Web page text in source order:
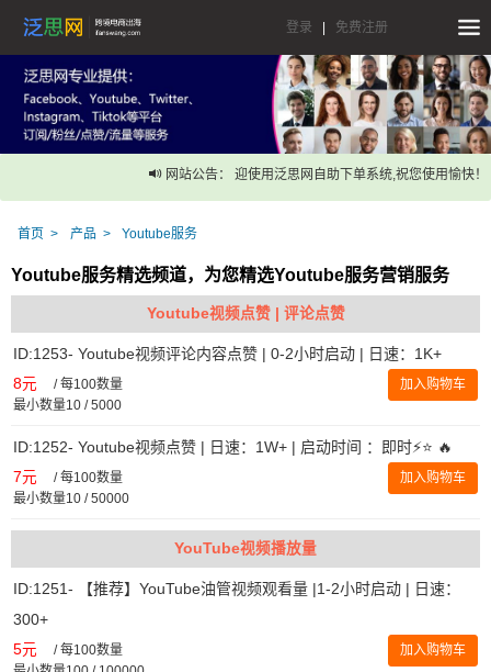
登录 免费注册
网站公告： 迎使用泛思网自助下单系统,祝您使用愉快！
首页 产品 Youtube服务
Youtube服务精选频道，为您精选Youtube服务营销服务
Youtube视频点赞 | 评论点赞
ID:1253- Youtube视频评论内容点赞 | 0-2小时启动 | 日速：1K+
8元 /每100数量
最小数量10 / 5000
加入购物车
ID:1252- Youtube视频点赞 | 日速：1W+ | 启动时间 ：即时⚡️⭐ 🔥
7元 /每100数量
最小数量10 / 50000
加入购物车
YouTube视频播放量
ID:1251- 【推荐】YouTube油管视频观看量 |1-2小时启动 | 日速：
300+
5元 /每100数量
加入购物车